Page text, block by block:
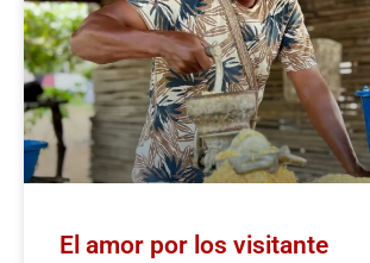
El amor por los visitante